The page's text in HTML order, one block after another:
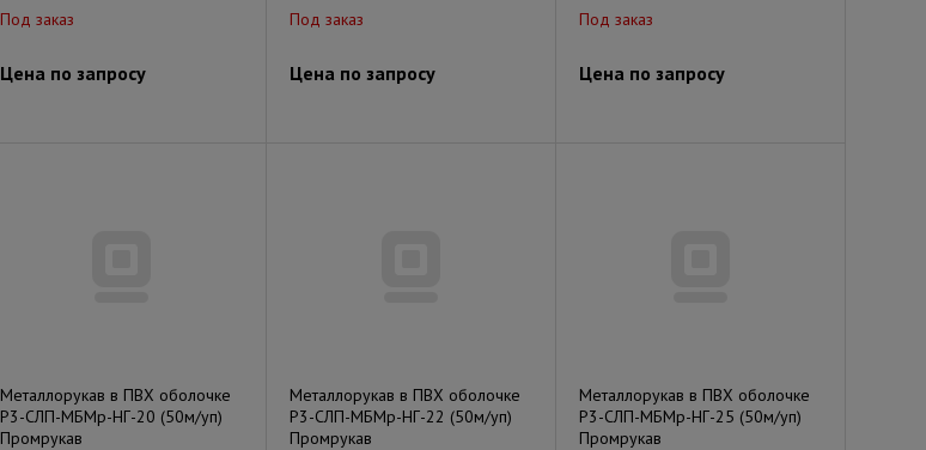
Под заказ
Цена по запросу
Под заказ
Цена по запросу
Под заказ
Цена по запросу
Металлорукав в ПВХ оболочке
Р3-СЛП-МБМр-НГ-20 (50м/уп)
Промрукав
Металлорукав в ПВХ оболочке
Р3-СЛП-МБМр-НГ-22 (50м/уп)
Промрукав
Металлорукав в ПВХ оболочке
Р3-СЛП-МБМр-НГ-25 (50м/уп)
Промрукав